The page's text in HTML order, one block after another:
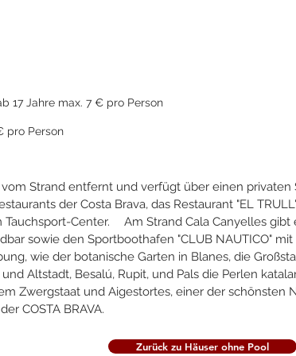
17 Jahre max. 7 € pro Person
pro Person
vom Strand entfernt und verfügt über einen
der Costa Brava, das Restaurant "EL
Tauchsport-Center. Am Strand Cala Canyelles
sowie den Sportboothafen "CLUB NAUTICO"
wie der botanische Garten in Blanes, die
Altstadt, Besalú, Rupit, und Pals die Perlen
Zwergstaat und Aigestortes, einer der schönsten
COSTA BRAVA.
Zurück zu Häuser ohne Pool